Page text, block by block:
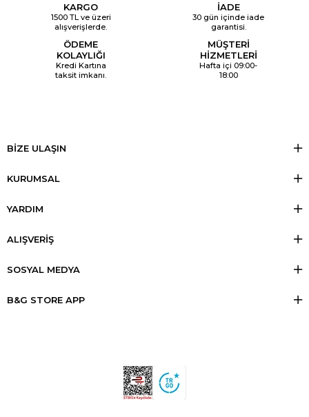
KARGO
1500 TL ve üzeri
alışverişlerde.
İADE
30 gün içinde iade
garantisi.
ÖDEME
KOLAYLIĞI
Kredi Kartına
taksit imkanı.
MÜŞTERİ
HİZMETLERİ
Hafta içi 09:00-
18:00
BİZE ULAŞIN
KURUMSAL
YARDIM
ALIŞVERİŞ
SOSYAL MEDYA
B&G STORE APP